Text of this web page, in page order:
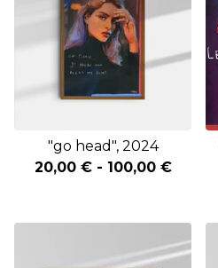
"go head", 2024
20,00 €- 100,00 €